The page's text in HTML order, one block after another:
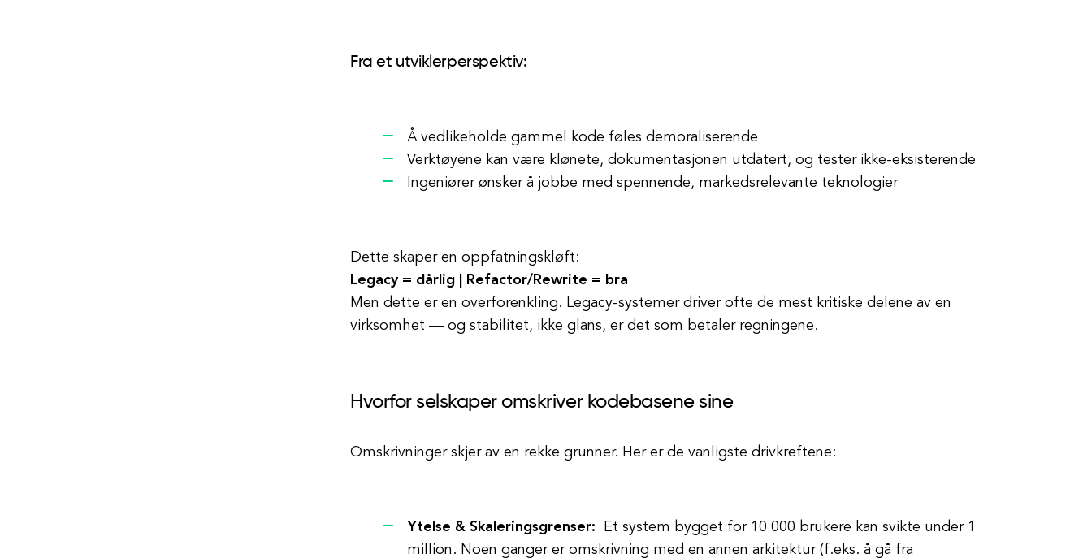
Fra et utviklerperspektiv:
Å vedlikeholde gammel kode føles demoraliserende
Verktøyene kan være klønete, dokumentasjonen utdatert, og tester ikke-eksisterende
Ingeniører ønsker å jobbe med spennende, markedsrelevante teknologier
Dette skaper en oppfatningskløft:
Legacy = dårlig | Refactor/Rewrite = bra
Men dette er en overforenkling. Legacy-systemer driver ofte de mest kritiske delene av en
virksomhet — og stabilitet, ikke glans, er det som betaler regningene.
Hvorfor selskaper omskriver kodebasene sine
Omskrivninger skjer av en rekke grunner. Her er de vanligste drivkreftene:
Ytelse & Skaleringsgrenser: Et system bygget for 10 000 brukere kan svikte under 1
million. Noen ganger er omskrivning med en annen arkitektur (f.eks. å gå fra